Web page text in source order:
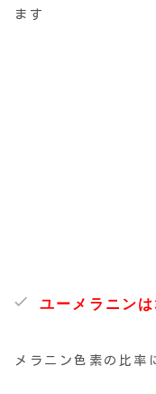
ます
ユーメラニン
メラニン色素の比率